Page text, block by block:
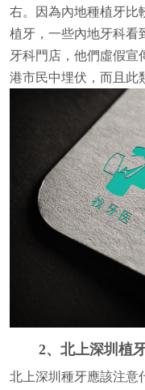
右。因為內地種植牙比
植牙，一些內地牙科看
牙科門店，他們虛假宣
港市民中埋伏，而且此
2、北上深圳植
北上深圳種牙應該注意